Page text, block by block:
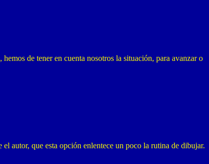
de tener en cuenta nosotros la situación, para avanzar o
autor, que esta opción enlentece un poco la rutina de dibujar.